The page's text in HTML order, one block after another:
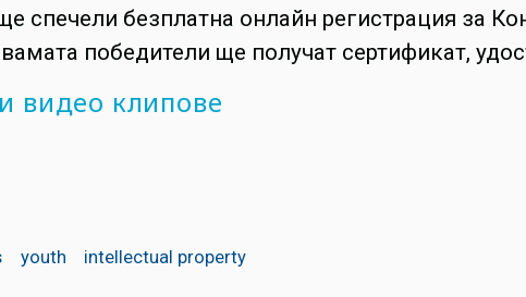
спечели безплатна онлайн регистрация за
победители ще получат сертификат,
видео клипове
youth intellectual property